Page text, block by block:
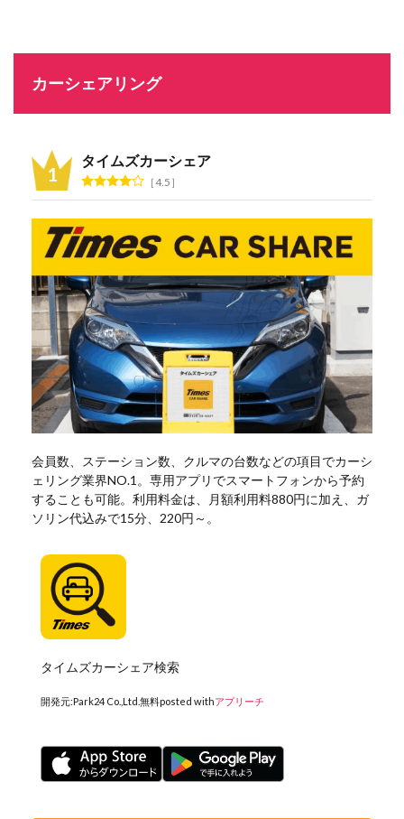
カーシェアリング
タイムズカーシェア
4.5
会員数、ステーション数、クルマの台数などの項目でカーシ
ェリング業界NO.1。専用アプリでスマートフォンから予約
することも可能。利用料金は、月額利用料880円に加え、ガ
ソリン代込みで15分、220円～。
タイムズカーシェア検索
開発元:Park24 Co.,Ltd. 無料posted withアプリーチ